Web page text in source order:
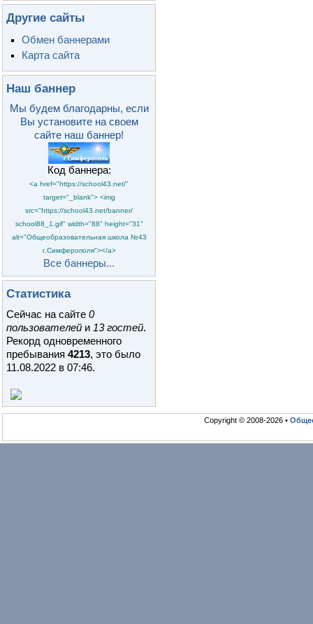
Другие сайты
Обмен баннерами
Карта сайта
Наш баннер
Мы будем благодарны, если
Вы установите на своем
сайте наш баннер!
Код баннера:
<a href="https://school43.net/"
target="_blank"> <img
src="https://school43.net/banner/
school88_1.gif" width="88" height="31"
alt="Общеобразовательная школа №43
г.Симферополя"></a>
Все баннеры...
Статистика
Сейчас на сайте 0
пользователей и 13 гостей.
Рекорд одновременного
пребывания 4213, это было
11.08.2022 в 07:46.
Copyright © 2008-2026 •